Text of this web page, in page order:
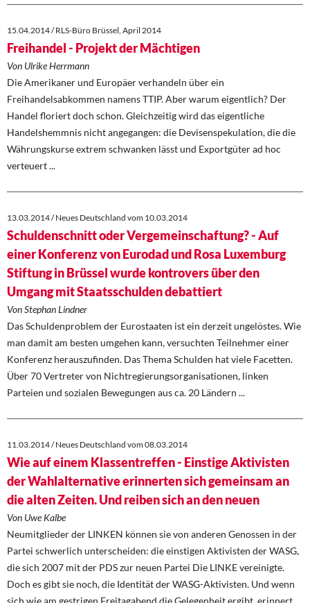
15.04.2014 / RLS-Büro Brüssel, April 2014
Freihandel - Projekt der Mächtigen
Von Ulrike Herrmann
Die Amerikaner und Europäer verhandeln über ein
Freihandelsabkommen namens TTIP. Aber warum eigentlich? Der
Handel floriert doch schon. Gleichzeitig wird das eigentliche
Handelshemmnis nicht angegangen: die Devisenspekulation, die die
Währungskurse extrem schwanken lässt und Exportgüter ad hoc
verteuert ...
13.03.2014 / Neues Deutschland vom 10.03.2014
Schuldenschnitt oder Vergemeinschaftung? - Auf
einer Konferenz von Eurodad und Rosa Luxemburg
Stiftung in Brüssel wurde kontrovers über den
Umgang mit Staatsschulden debattiert
Von Stephan Lindner
Das Schuldenproblem der Eurostaaten ist ein derzeit ungelöstes. Wie
man damit am besten umgehen kann, versuchten Teilnehmer einer
Konferenz herauszufinden. Das Thema Schulden hat viele Facetten.
Über 70 Vertreter von Nichtregierungsorganisationen, linken
Parteien und sozialen Bewegungen aus ca. 20 Ländern ...
11.03.2014 / Neues Deutschland vom 08.03.2014
Wie auf einem Klassentreffen - Einstige Aktivisten
der Wahlalternative erinnerten sich gemeinsam an
die alten Zeiten. Und reiben sich an den neuen
Von Uwe Kalbe
Neumitglieder der LINKEN können sie von anderen Genossen in der
Partei schwerlich unterscheiden: die einstigen Aktivisten der WASG,
die sich 2007 mit der PDS zur neuen Partei Die LINKE vereinigte.
Doch es gibt sie noch, die Identität der WASG-Aktivisten. Und wenn
sich wie am gestrigen Freitagabend die Gelegenheit ergibt, erinnert